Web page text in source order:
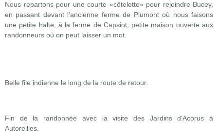
Nous repartons pour une courte «côtelette» pour rejoindre Bucey,
en passant devant l’ancienne ferme de Plumont où nous faisons
une petite halte, à la ferme de Capsiot, petite maison ouverte aux
randonneurs où on peut laisser un mot.
Belle file indienne le long de la route de retour.
Fin de la randonnée avec la visite des Jardins d’Acorus à
Autoreilles.